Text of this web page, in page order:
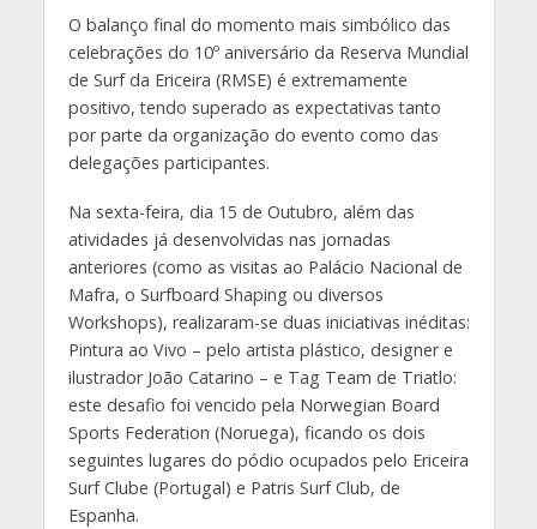
O balanço final do momento mais simbólico das
celebrações do 10º aniversário da Reserva Mundial
de Surf da Ericeira (RMSE) é extremamente
positivo, tendo superado as expectativas tanto
por parte da organização do evento como das
delegações participantes.
Na sexta-feira, dia 15 de Outubro, além das
atividades já desenvolvidas nas jornadas
anteriores (como as visitas ao Palácio Nacional de
Mafra, o Surfboard Shaping ou diversos
Workshops), realizaram-se duas iniciativas inéditas:
Pintura ao Vivo – pelo artista plástico, designer e
ilustrador João Catarino – e Tag Team de Triatlo:
este desafio foi vencido pela Norwegian Board
Sports Federation (Noruega), ficando os dois
seguintes lugares do pódio ocupados pelo Ericeira
Surf Clube (Portugal) e Patris Surf Club, de
Espanha.